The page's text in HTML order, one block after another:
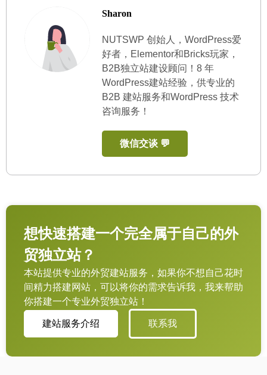
Sharon
NUTSWP 创始人，WordPress爱
好者，Elementor和Bricks玩家，
B2B独立站建设顾问！8 年
WordPress建站经验，供专业的
B2B 建站服务和WordPress 技术
咨询服务！
微信交谈 💬
想快速搭建一个完全属于自己的外
贸独立站？
本站提供专业的外贸建站服务，如果你不想自己花时
间精力搭建网站，可以将你的需求告诉我，我来帮助
你搭建一个专业外贸独立站！
建站服务介绍 联系我